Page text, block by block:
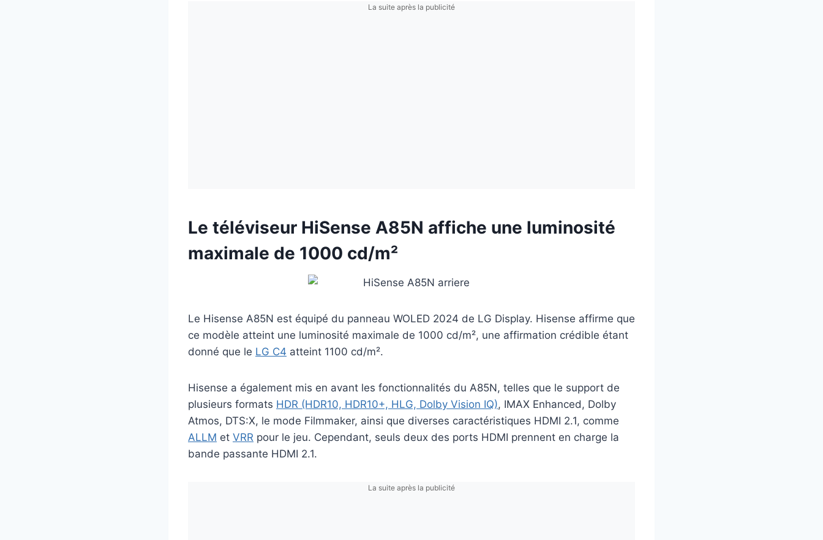
La suite après la publicité
Le téléviseur HiSense A85N affiche une luminosité
maximale de 1000 cd/m²
Le Hisense A85N est équipé du panneau WOLED 2024 de LG Display. Hisense affirme que
ce modèle atteint une luminosité maximale de 1000 cd/m², une affirmation crédible étant
donné que le LG C4 atteint 1100 cd/m².
Hisense a également mis en avant les fonctionnalités du A85N, telles que le support de
plusieurs formats HDR (HDR10, HDR10+, HLG, Dolby Vision IQ), IMAX Enhanced, Dolby
Atmos, DTS:X, le mode Filmmaker, ainsi que diverses caractéristiques HDMI 2.1, comme
ALLM et VRR pour le jeu. Cependant, seuls deux des ports HDMI prennent en charge la
bande passante HDMI 2.1.
La suite après la publicité